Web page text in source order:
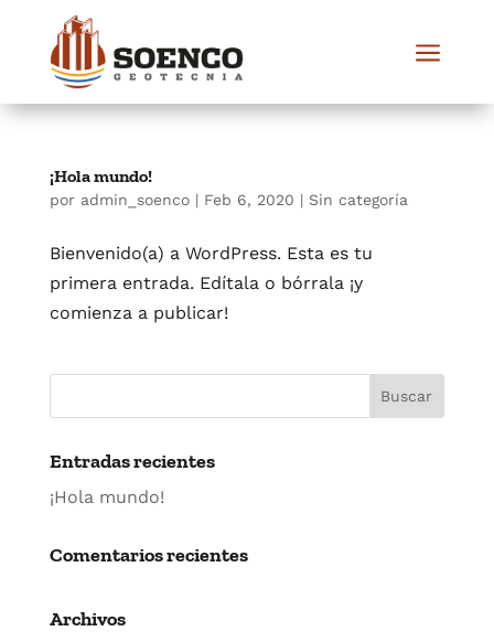
a
¡Hola mundo!
por admin_soenco| Feb 6, 2020 | Sin categoría
Bienvenido(a) a WordPress. Esta es tu
primera entrada. Edítala o bórrala ¡y
comienza a publicar!
Entradas recientes
¡Hola mundo!
Comentarios recientes
Archivos